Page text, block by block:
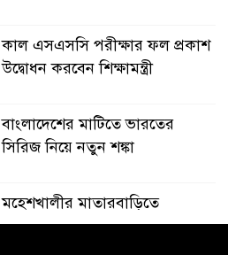
কাল এসএসসি পরীক্ষার ফল প্রকাশ
উদ্বোধন করবেন শিক্ষামন্ত্রী
বাংলাদেশের মাটিতে ভারতের
সিরিজ নিয়ে নতুন শঙ্কা
মহেশখালীর মাতারবাড়িতে
পৌঁছেছেন প্রধানমন্ত্রী